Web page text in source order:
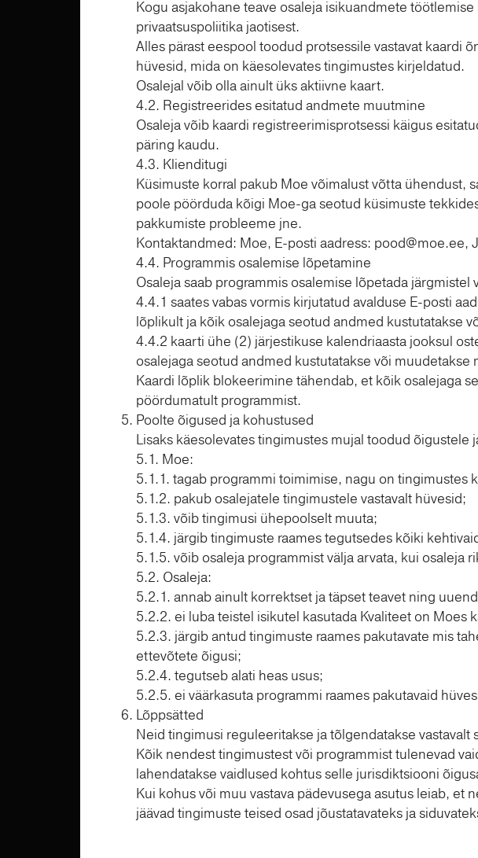
Kogu asjakohane teave osaleja isikuandmete
privaatsuspoliitika jaotisest.
Alles pärast eespool toodud protsessile vastavat kaardi
hüvesid, mida on käesolevates tingimustes kirjeldatud.
Osalejal võib olla ainult üks aktiivne kaart.
4.2. Registreerides esitatud andmete muutmine
Osaleja võib kaardi registreerimisprotsessi käigus
päring kaudu.
4.3. Klienditugi
Küsimuste korral pakub Moe võimalust võtta ühendust,
poole pöörduda kõigi Moe-ga seotud küsimuste
pakkumiste probleeme jne.
Kontaktandmed: Moe, E-posti aadress: pood@moe.ee,
4.4. Programmis osalemise lõpetamine
Osaleja saab programmis osalemise lõpetada järgmistel
4.4.1 saates vabas vormis kirjutatud avalduse E-posti
lõplikult ja kõik osalejaga seotud andmed kustutatakse
4.4.2 kaarti ühe (2) järjestikuse kalendriaasta jooksul
osalejaga seotud andmed kustutatakse või muudetakse
Kaardi lõplik blokeerimine tähendab, et kõik osalejaga
pöördumatult programmist.
Poolte õigused ja kohustused
Lisaks käesolevates tingimustes mujal toodud
5.1. Moe:
5.1.1. tagab programmi toimimise, nagu on tingimustes
5.1.2. pakub osalejatele tingimustele vastavalt hüvesid;
5.1.3. võib tingimusi ühepoolselt muuta;
5.1.4. järgib tingimuste raames tegutsedes kõiki
5.1.5. võib osaleja programmist välja arvata, kui osaleja
5.2. Osaleja:
5.2.1. annab ainult korrektset ja täpset teavet ning
5.2.2. ei luba teistel isikutel kasutada Kvaliteet on Moes
5.2.3. järgib antud tingimuste raames pakutavate mis
ettevõtete õigusi;
5.2.4. tegutseb alati heas usus;
5.2.5. ei väärkasuta programmi raames pakutavaid
Lõppsätted
Neid tingimusi reguleeritakse ja tõlgendatakse
Kõik nendest tingimustest või programmist tulenevad
lahendatakse vaidlused kohtus selle jurisdiktsiooni
Kui kohus või muu vastava pädevusega asutus leiab,
jäävad tingimuste teised osad jõustatavateks ja